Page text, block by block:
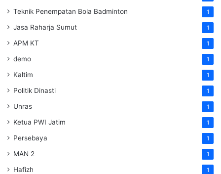
Teknik Penempatan Bola Badminton 1
Jasa Raharja Sumut 1
APM KT 1
demo 1
Kaltim 1
Politik Dinasti 1
Unras 1
Ketua PWI Jatim 1
Persebaya 1
MAN 2 1
Hafizh 1